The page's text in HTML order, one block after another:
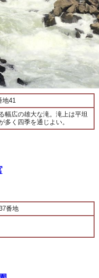
地41
幅広の雄大な滝。滝上は平坦
多く四季を通じよい。
番地